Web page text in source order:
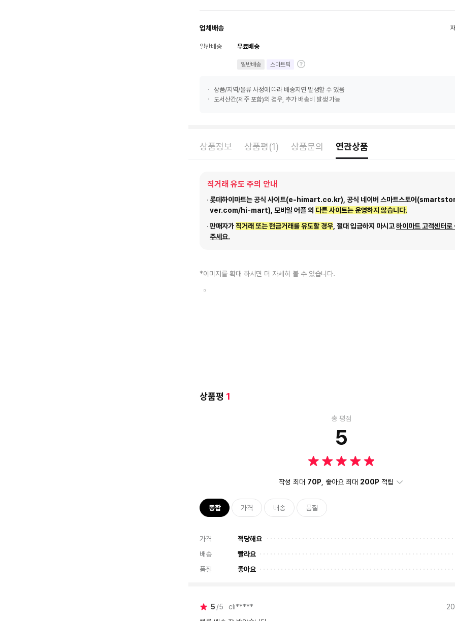
업체배송
일반배송 무료배송
일반배송 스마트픽
상품/지역/물류 사정에 따라 배송지연 발생할 수 있음
도서산간(제주 포함)의 경우, 추가 배송비 발생 가능
상품정보 상품평(1) 상품문의 연관상품
직거래 유도 주의 안내
롯데하이마트는 공식 사이트(e-himart.co.kr), 공식 네이버 스마트스토어
ver.com/hi-mart), 모바일 어플 외 다른 사이트는 운영하지 않습니다.
판매자가직거래 또는 현금거래를 유도할 경우 , 절대 입금하지 마시고하이마트 고객센터로
주세요.
*이미지를 확대 하시면 더 자세히 볼 수 있습니다.
상품평 1
총 평점
5
작성 최대 70P , 좋아요 최대 200P 적립
종합 가격 배송 품질
가격 적당해요
배송
빨라요
품질
좋아요
5 5 cli*****